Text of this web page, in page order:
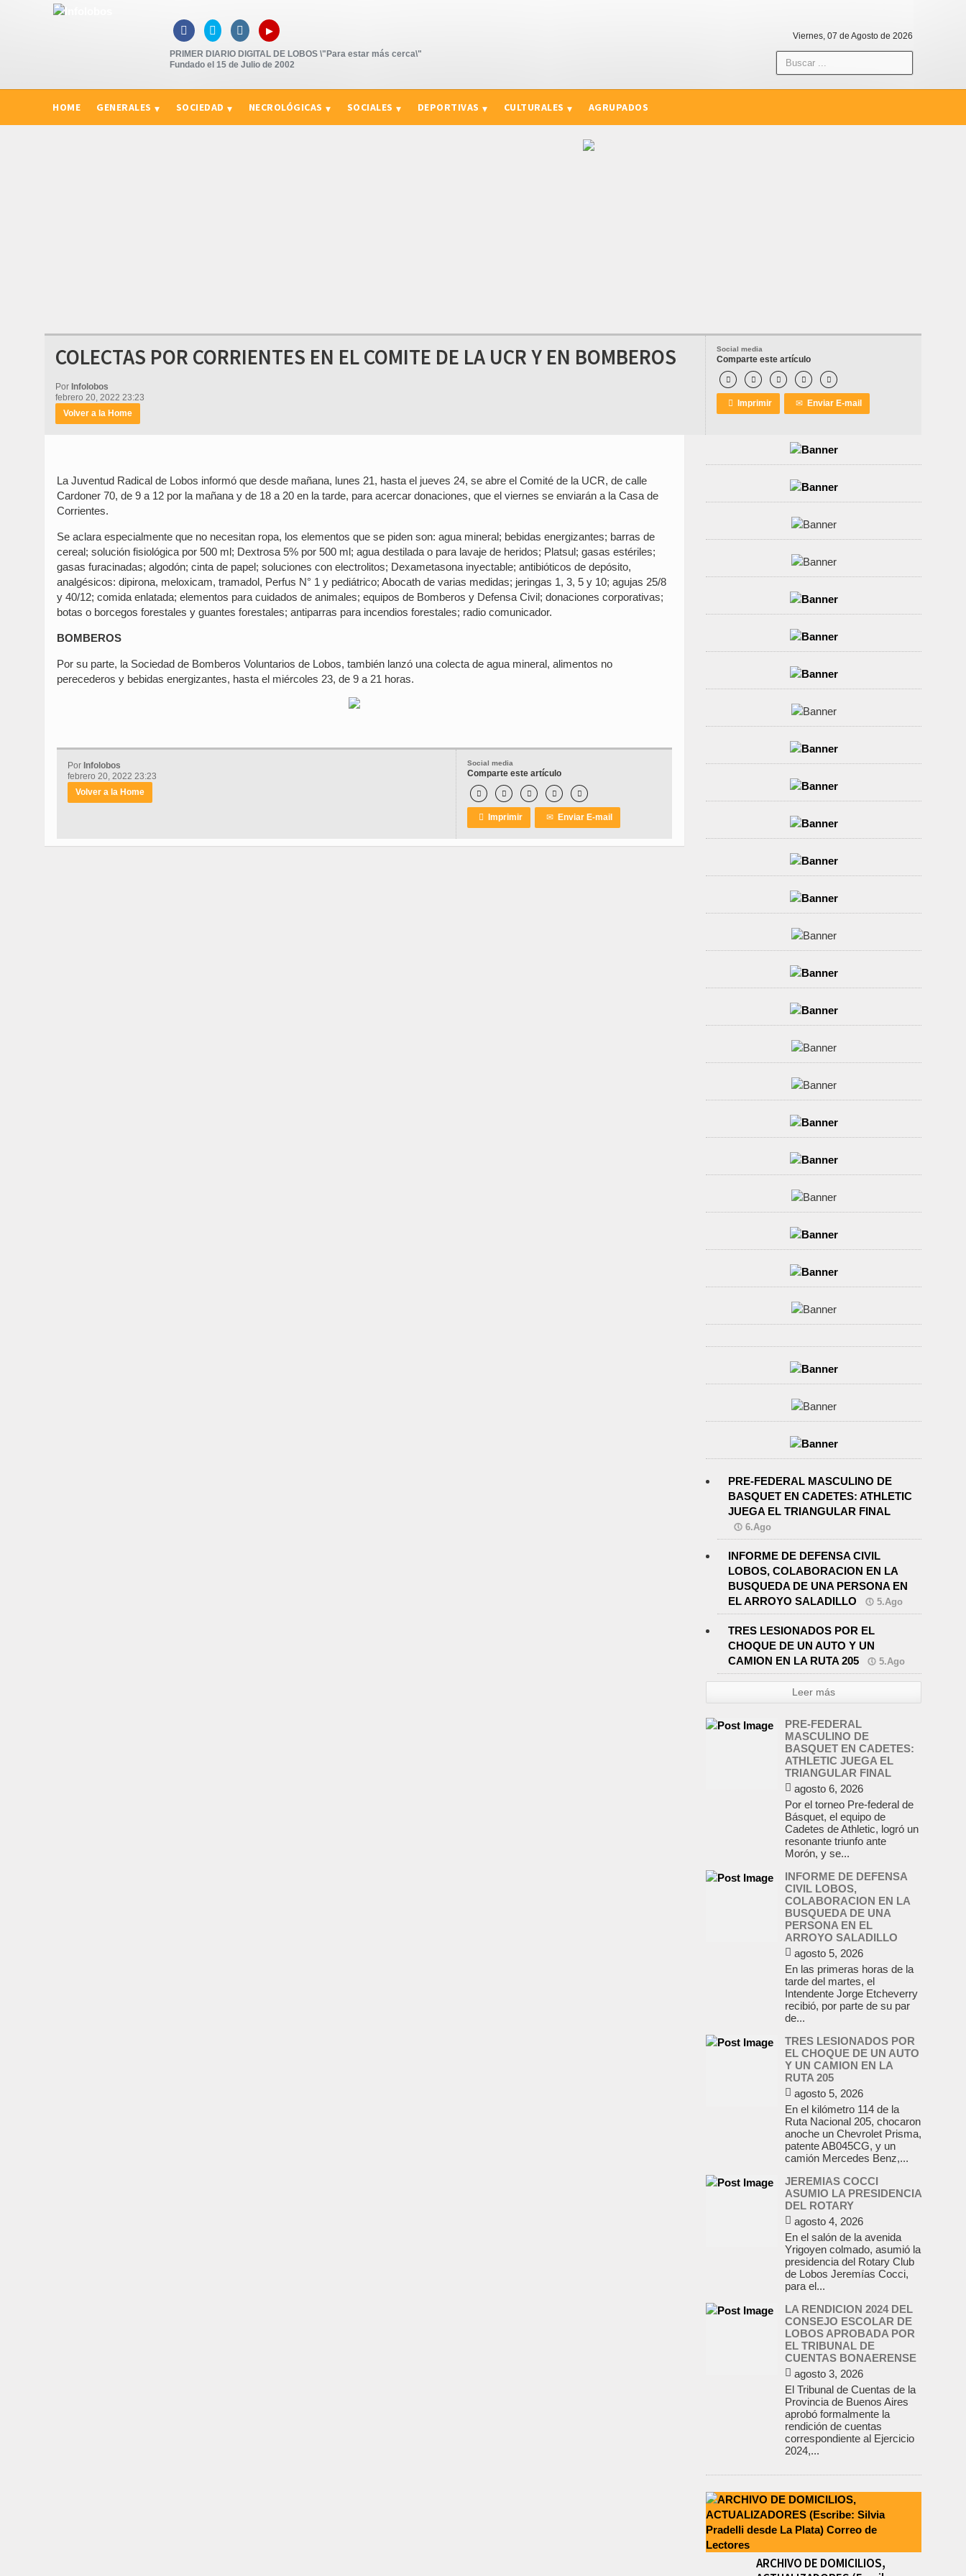
   ▸
PRIMER DIARIO DIGITAL DE LOBOS \"Para estar más cerca\"
Fundado el 15 de Julio de 2002
Viernes, 07 de Agosto de 2026
HOME GENERALES SOCIEDAD NECROLÓGICAS SOCIALES DEPORTIVAS CULTURALES AGRUPADOS
Social media
Comparte este artículo
    
 Imprimir ✉ Enviar E-mail
COLECTAS POR CORRIENTES EN EL COMITE DE LA UCR Y EN BOMBEROS
Por Infolobos
febrero 20, 2022 23:23
Volver a la Home
La Juventud Radical de Lobos informó que desde mañana, lunes 21, hasta el jueves 24, se abre el Comité de la UCR, de calle
Cardoner 70, de 9 a 12 por la mañana y de 18 a 20 en la tarde, para acercar donaciones, que el viernes se enviarán a la Casa de
Corrientes.
Se aclara especialmente que no necesitan ropa, los elementos que se piden son: agua mineral; bebidas energizantes; barras de
cereal; solución fisiológica por 500 ml; Dextrosa 5% por 500 ml; agua destilada o para lavaje de heridos; Platsul; gasas estériles;
gasas furacinadas; algodón; cinta de papel; soluciones con electrolitos; Dexametasona inyectable; antibióticos de depósito,
analgésicos: dipirona, meloxicam, tramadol, Perfus N° 1 y pediátrico; Abocath de varias medidas; jeringas 1, 3, 5 y 10; agujas 25/8
y 40/12; comida enlatada; elementos para cuidados de animales; equipos de Bomberos y Defensa Civil; donaciones corporativas;
botas o borcegos forestales y guantes forestales; antiparras para incendios forestales; radio comunicador.
BOMBEROS
Por su parte, la Sociedad de Bomberos Voluntarios de Lobos, también lanzó una colecta de agua mineral, alimentos no
perecederos y bebidas energizantes, hasta el miércoles 23, de 9 a 21 horas.
Social media
Comparte este artículo
    
 Imprimir ✉ Enviar E-mail
Por Infolobos
febrero 20, 2022 23:23
Volver a la Home
PRE-FEDERAL MASCULINO DE
BASQUET EN CADETES: ATHLETIC
JUEGA EL TRIANGULAR FINAL
6.Ago
INFORME DE DEFENSA CIVIL
LOBOS, COLABORACION EN LA
BUSQUEDA DE UNA PERSONA EN
EL ARROYO SALADILLO
5.Ago
TRES LESIONADOS POR EL
CHOQUE DE UN AUTO Y UN
CAMION EN LA RUTA 205
5.Ago
Leer más
PRE-FEDERAL
MASCULINO DE
BASQUET EN CADETES:
ATHLETIC JUEGA EL
TRIANGULAR FINAL
agosto 6, 2026
Por el torneo Pre-federal de
Básquet, el equipo de
Cadetes de Athletic, logró un
resonante triunfo ante
Morón, y se...
INFORME DE DEFENSA
CIVIL LOBOS,
COLABORACION EN LA
BUSQUEDA DE UNA
PERSONA EN EL
ARROYO SALADILLO
agosto 5, 2026
En las primeras horas de la
tarde del martes, el
Intendente Jorge Etcheverry
recibió, por parte de su par
de...
TRES LESIONADOS POR
EL CHOQUE DE UN AUTO
Y UN CAMION EN LA
RUTA 205
agosto 5, 2026
En el kilómetro 114 de la
Ruta Nacional 205, chocaron
anoche un Chevrolet Prisma,
patente AB045CG, y un
camión Mercedes Benz,...
JEREMIAS COCCI
ASUMIO LA PRESIDENCIA
DEL ROTARY
agosto 4, 2026
En el salón de la avenida
Yrigoyen colmado, asumió la
presidencia del Rotary Club
de Lobos Jeremías Cocci,
para el...
LA RENDICION 2024 DEL
CONSEJO ESCOLAR DE
LOBOS APROBADA POR
EL TRIBUNAL DE
CUENTAS BONAERENSE
agosto 3, 2026
El Tribunal de Cuentas de la
Provincia de Buenos Aires
aprobó formalmente la
rendición de cuentas
correspondiente al Ejercicio
2024,...
ARCHIVO DE DOMICILIOS,